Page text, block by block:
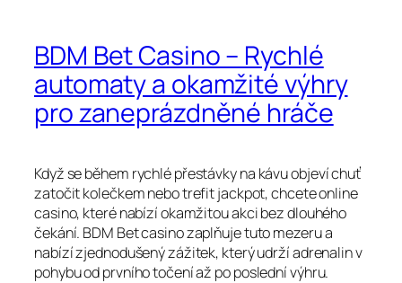
BDM Bet Casino – Rychlé
automaty a okamžité výhry
pro zaneprázdněné hráče
Když se během rychlé přestávky na kávu objeví chuť
zatočit kolečkem nebo trefit jackpot, chcete online
casino, které nabízí okamžitou akci bez dlouhého
čekání. BDM Bet casino zaplňuje tuto mezeru a
nabízí zjednodušený zážitek, který udrží adrenalin v
pohybu od prvního točení až po poslední výhru.